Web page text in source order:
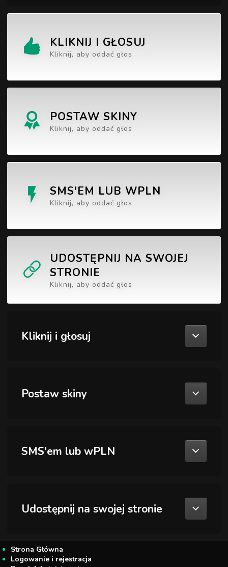
KLIKNIJ I GŁOSUJ
Kliknij, aby oddać głos
POSTAW SKINY
Kliknij, aby oddać głos
SMS'EM LUB WPLN
Kliknij, aby oddać głos
UDOSTĘPNIJ NA SWOJEJ
STRONIE
Kliknij, aby oddać głos
Kliknij i głosuj
Postaw skiny
SMS'em lub wPLN
Udostępnij na swojej stronie
Strona Główna
Logowanie i rejestracja